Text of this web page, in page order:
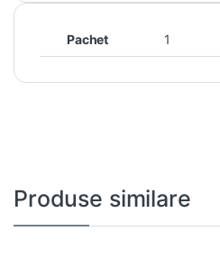
Pachet 1
Produse similare